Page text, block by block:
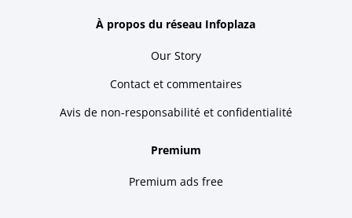
À propos du réseau Infoplaza
Our Story
Contact et commentaires
Avis de non-responsabilité et confidentialité
Premium
Premium ads free